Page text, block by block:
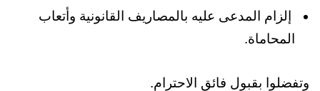
إلزام المدعى عليه بالمصاريف القانونية وأتعاب
المحاماة.
وتفضلوا بقبول فائق الاحترام.